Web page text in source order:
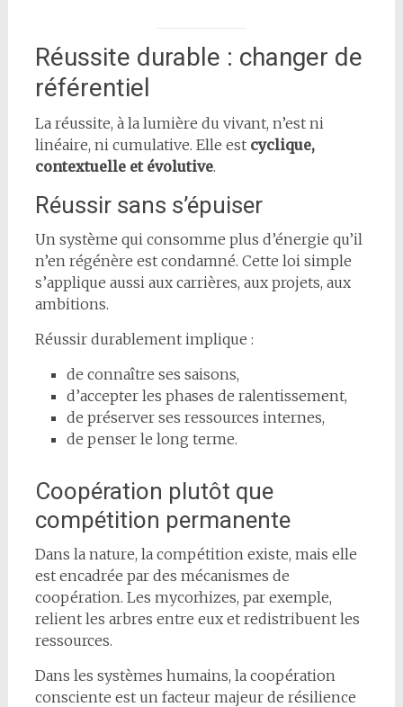
Réussite durable : changer de
référentiel
La réussite, à la lumière du vivant, n’est ni
linéaire, ni cumulative. Elle est cyclique,
contextuelle et évolutive.
Réussir sans s’épuiser
Un système qui consomme plus d’énergie qu’il
n’en régénère est condamné. Cette loi simple
s’applique aussi aux carrières, aux projets, aux
ambitions.
Réussir durablement implique :
de connaître ses saisons,
d’accepter les phases de ralentissement,
de préserver ses ressources internes,
de penser le long terme.
Coopération plutôt que
compétition permanente
Dans la nature, la compétition existe, mais elle
est encadrée par des mécanismes de
coopération. Les mycorhizes, par exemple,
relient les arbres entre eux et redistribuent les
ressources.
Dans les systèmes humains, la coopération
consciente est un facteur majeur de résilience